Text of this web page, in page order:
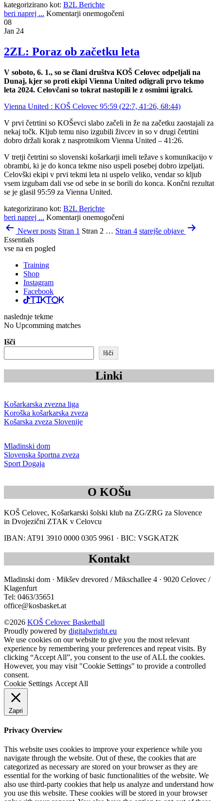
kategorizirano kot: B2L Berichte
beri naprej ... Komentarji onemogočeni
08
Jan 24
2ZL: Poraz ob začetku leta
V soboto, 6. 1., so se člani društva KOŠ Celovec odpeljali na
Dunaj, kjer so proti ekipi Vienna United odigrali prvo tekmo
leta 2024. Celovčani so tokrat nastopili le z osmimi igralci.
Vienna United : KOŠ Celovec 95:59 (22:7, 41:26, 68:44)
V prvi četrtini so KOŠevci slabo začeli in že na začetku zaostajali za
nekaj točk. Kljub temu niso izgubili živcev in so v drugi četrtini
dobro držali korak z nasprotnikom Vienna United – 41:26.
V tretji četrtini so slovenski košarkarji imeli težave s komunikacijo v
obrambi, ki je do konca tekme niso uspeli posebej dobro izpeljati.
Celovški ekipi v prvi tekmi leta ni uspelo veliko, vendar so kljub
vsem izgubam dali vse od sebe in se borili do konca. Končni rezultat
se je glasil 95:59 za Vienna United.
kategorizirano kot: B2L Berichte
beri naprej ... Komentarji onemogočeni
Številčenje
prispevkov
Newerposts Stran 1 Stran 2 … Stran 4 starejše objave
Essentials
vse na en pogled
Training
Shop
Instagram
Facebook
TikTok
naslednje tekme
No Upcomming matches
Išči
Išči
Linki
Košarkarska zvezna liga
Koroška košarkarska zveza
Košarska zveza Slovenije
Mladinski dom
Slovenska športna zveza
Sport Dogaja
O KOŠu
KOŠ Celovec, Košarkarski šolski klub na ZG/ZRG za Slovence
in Dvojezični ZTAK v Celovcu
IBAN: AT91 3910 0000 0305 9961 · BIC: VSGKAT2K
Kontakt
Mladinski dom · Mikšev drevored / Mikschallee 4 · 9020 Celovec /
Klagenfurt
Tel: 0463/35651
office@kosbasket.at
©2026 KOŠ Celovec Basketball
Proudly powered by digitalwright.eu
We use cookies on our website to give you the most relevant
experience by remembering your preferences and repeat visits. By
clicking “Accept All”, you consent to the use of ALL the cookies.
However, you may visit "Cookie Settings" to provide a controlled
consent.
Cookie Settings Accept All
Zapri
Privacy Overview
This website uses cookies to improve your experience while you
navigate through the website. Out of these, the cookies that are
categorized as necessary are stored on your browser as they are
essential for the working of basic functionalities of the website. We
also use third-party cookies that help us analyze and understand how
you use this website. These cookies will be stored in your browser